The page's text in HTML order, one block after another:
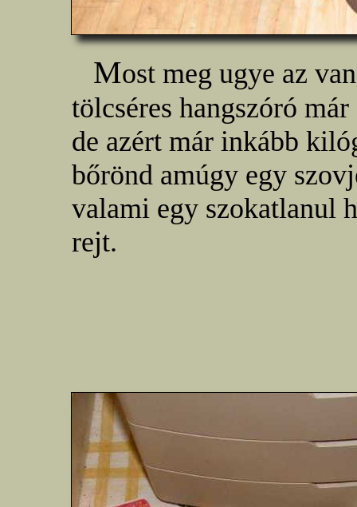
Most meg ugye az
tölcséres hangszóró
de azért már inkább
bőrönd amúgy egy
valami egy szokatlanul
rejt.